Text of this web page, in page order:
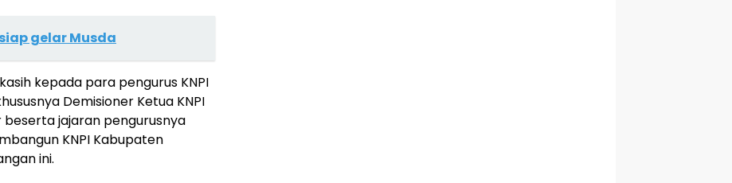
gelar Musda
kepada para pengurus KNPI
Demisioner Ketua KNPI
beserta jajaran pengurusnya
KNPI Kabupaten
ini.